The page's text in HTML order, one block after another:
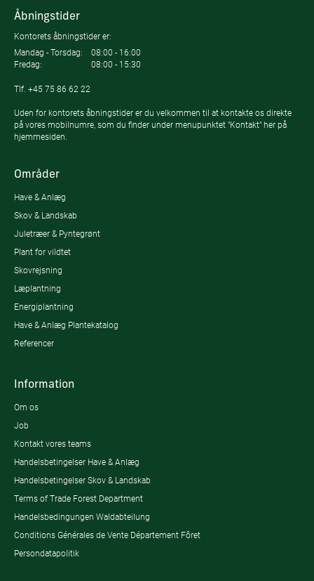
Åbningstider
Kontorets åbningstider er:
Mandag - Torsdag:
08:00 - 16:00
Fredag:
08:00 - 15:30
Tlf. +45 75 86 62 22
Uden for kontorets åbningstider er du velkommen til at kontakte os direkte
på vores mobilnumre, som du finder under menupunktet "Kontakt" her på
hjemmesiden.
Områder
Have & Anlæg
Skov & Landskab
Juletræer & Pyntegrønt
Plant for vildtet
Skovrejsning
Læplantning
Energiplantning
Have & Anlæg Plantekatalog
Referencer
Information
Om os
Job
Kontakt vores teams
Handelsbetingelser Have & Anlæg
Handelsbetingelser Skov & Landskab
Terms of Trade Forest Department
Handelsbedingungen Waldabteilung
Conditions Générales de Vente Département Fôret
Persondatapolitik